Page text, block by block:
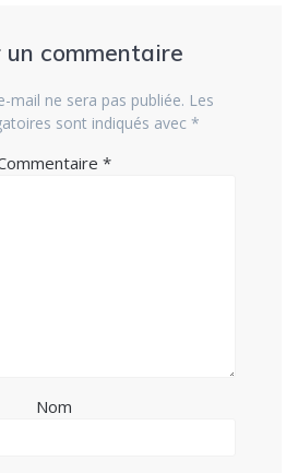
un commentaire
mail ne sera pas publiée. Les
sont indiqués avec *
*
Nom